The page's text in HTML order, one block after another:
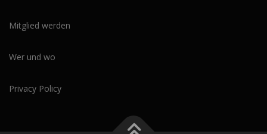
Mitglied werden
Wer und wo
Privacy Policy